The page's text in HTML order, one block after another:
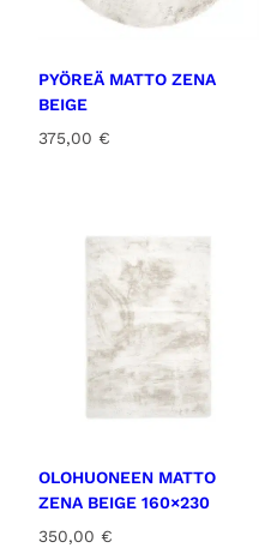
PYÖREÄ MATTO ZENA
BEIGE
375,00 €
OLOHUONEEN MATTO
ZENA BEIGE 160×230
350,00 €